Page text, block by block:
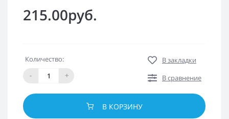
215.00руб.
Количество:
-
+
В закладки
В сравнение
В КОРЗИНУ